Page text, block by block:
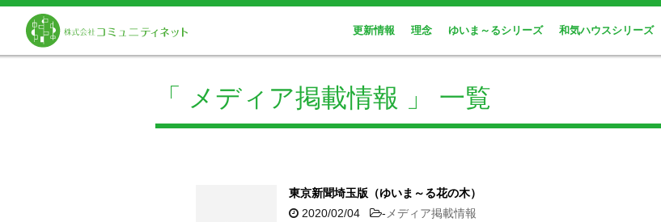
更新情報 理念 ゆいま～るシリーズ 和気ハウスシリーズ
「 メディア掲載情報 」 一覧
東京新聞埼玉版（ゆいま～る花の木）
2020/02/04
-メディア掲載情報